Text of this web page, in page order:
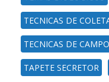
TECNICAS DE
TECNICAS DE CAMPO
TAPETE SECRETOR